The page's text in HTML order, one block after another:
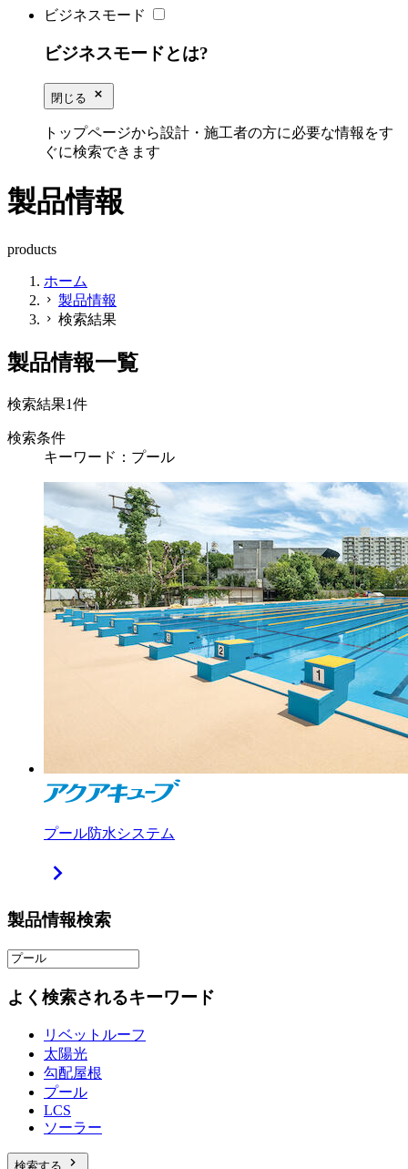
ビジネスモード
ビジネスモードとは?
閉じる close_small
トップページから設計・施工者の方に必要な情報をす
ぐに検索できます
製品情報
products
ホーム
chevron_right 製品情報
chevron_right 検索結果
製品情報一覧
検索結果1件
検索条件
キーワード：プール
プール防水システム
chevron_right
製品情報検索
よく検索されるキーワード
リベットルーフ
太陽光
勾配屋根
プール
LCS
ソーラー
検索する chevron_right